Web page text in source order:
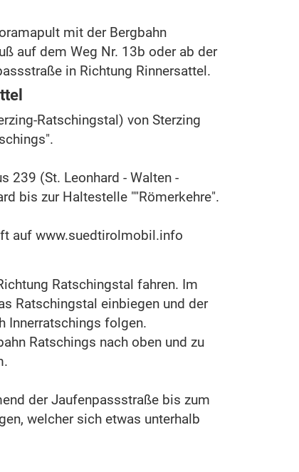
mit der Bergbahn
auf dem Weg Nr. 13b oder ab der
in Richtung Rinnersattel.
Ratschingstal) von Sterzing
239 (St. Leonhard - Walten -
bis zur Haltestelle ""Römerkehre".
auf www.suedtirolmobil.info
Ratschingstal fahren. Im
Ratschingstal einbiegen und der
Innerratschings folgen.
Ratschings nach oben und zu
der Jaufenpassstraße bis zum
welcher sich etwas unterhalb